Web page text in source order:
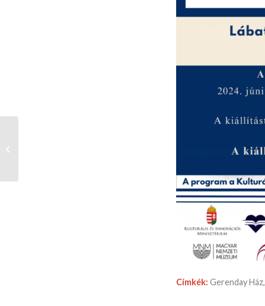
Címkék: Gerenday Ház,